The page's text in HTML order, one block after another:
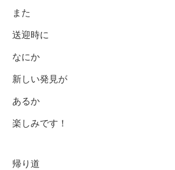
また
送迎時に
なにか
新しい発見が
あるか
楽しみです！
帰り道